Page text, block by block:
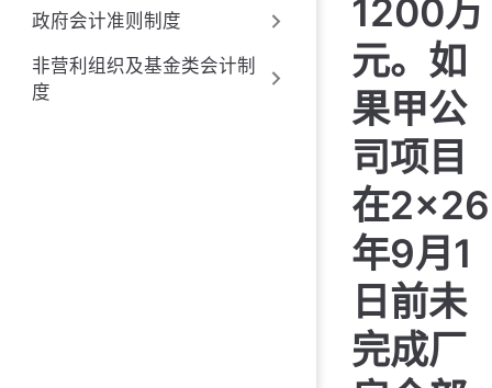
政府会计准则制度
非营利组织及基金类会计制
度
1200万
元。如
果甲公
司项目
在2×26
年9月1
日前未
完成厂